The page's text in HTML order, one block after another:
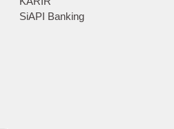
SiAPI Banking